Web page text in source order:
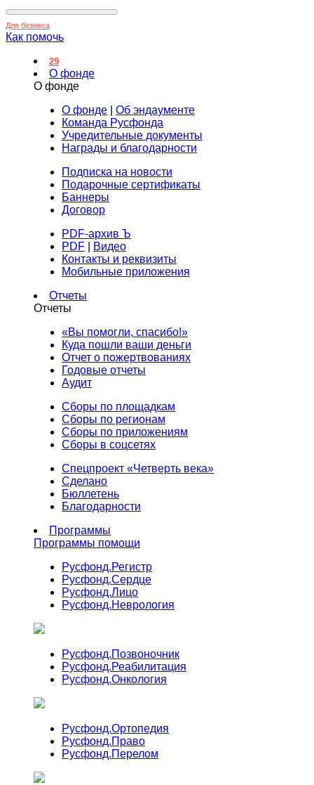
Для бизнеса
Как помочь
29
О фонде
О фонде
О фонде
Об эндаументе
Команда Русфонда
Учредительные документы
Награды и благодарности
Подписка на новости
Подарочные сертификаты
Баннеры
Договор
PDF-архив Ъ
PDF
Видео
Контакты и реквизиты
Мобильные приложения
Отчеты
Отчеты
«Вы помогли, спасибо!»
Куда пошли ваши деньги
Отчет о пожертвованиях
Годовые отчеты
Аудит
Сборы по площадкам
Сборы по регионам
Сборы по приложениям
Сборы в соцсетях
Спецпроект «Четверть века»
Сделано
Бюллетень
Благодарности
Программы
Программы помощи
Русфонд.Регистр
Русфонд.Сердце
Русфонд.Лицо
Русфонд.Неврология
Русфонд.Позвоночник
Русфонд.Реабилитация
Русфонд.Онкология
Русфонд.Ортопедия
Русфонд.Право
Русфонд.Перелом